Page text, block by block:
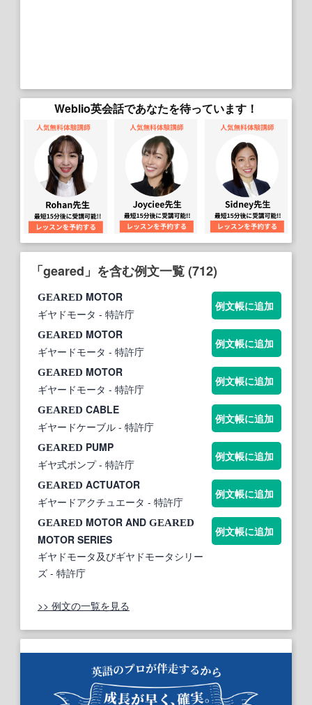
Weblio英会話であなたを待っています！
「geared」を含む例文一覧 (712)
GEARED MOTOR
ギヤドモータ - 特許庁
例文帳に追加
GEARED MOTOR
ギヤードモータ - 特許庁
例文帳に追加
GEARED MOTOR
ギヤードモータ - 特許庁
例文帳に追加
GEARED CABLE
ギヤードケーブル - 特許庁
例文帳に追加
GEARED PUMP
ギヤ式ポンプ- 特許庁
例文帳に追加
GEARED ACTUATOR
ギヤードアクチュエータ - 特許庁
例文帳に追加
GEARED MOTOR AND GEARED
MOTOR SERIES
ギヤドモータ及びギヤドモータシリー
ズ - 特許庁
例文帳に追加
>> 例文の一覧を見る